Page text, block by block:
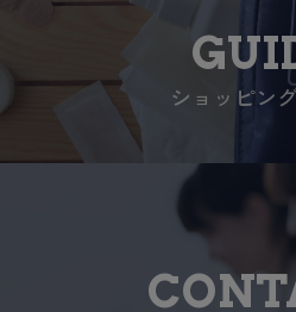
ショッピン